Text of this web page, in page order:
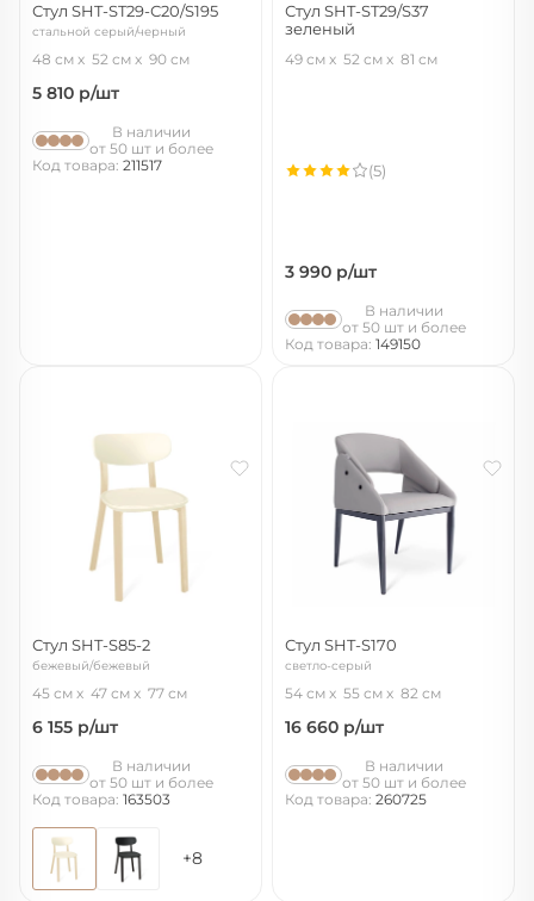
Стул SHT-ST29-С20/S195
стальной серый/черный
48 см 52 см 90 см
5 810 р/шт
В наличии
от 50 шт и более
Код товара: 211517
Стул SHT-ST29/S37
зеленый
49 см 52 см 81 см
3 990 р/шт
(5)
В наличии
от 50 шт и более
Код товара: 149150
Стул SHT-S85-2
бежевый/бежевый
45 см 47 см 77 см
6 155 р/шт
В наличии
от 50 шт и более
Код товара: 163503
+8
Стул SHT-S170
светло-серый
54 см 55 см 82 см
16 660 р/шт
В наличии
от 50 шт и более
Код товара: 260725